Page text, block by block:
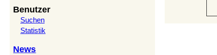
Benutzer
Suchen
Statistik
News